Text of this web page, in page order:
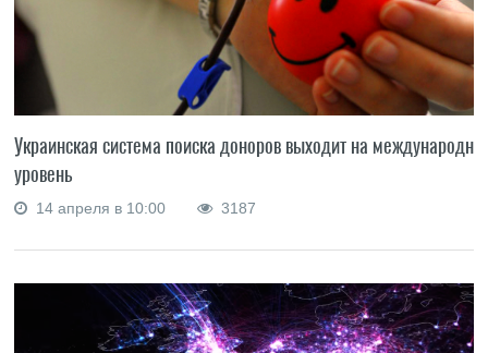
Украинская система поиска доноров выходит на
уровень
14 апреля в 10:00 3187